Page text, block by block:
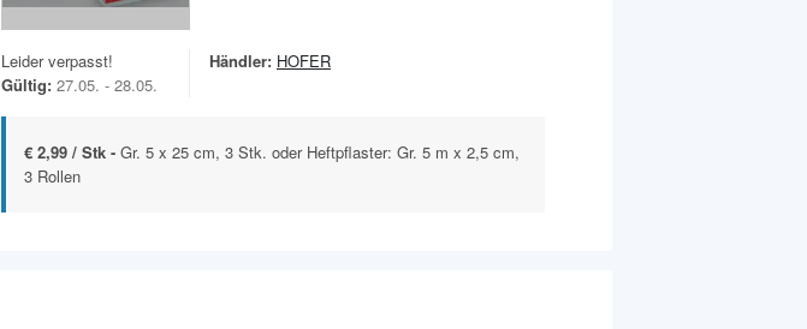
Leider verpasst!
Gültig: 27.05. - 28.05.
Händler: HOFER
€ 2,99 / Stk - Gr. 5 x 25 cm, 3 Stk. oder Heftpflaster: Gr. 5 m x 2,5 cm,
3 Rollen